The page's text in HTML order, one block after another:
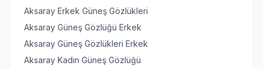
Aksaray Erkek Güneş Gözlükleri
Aksaray Güneş Gözlüğü Erkek
Aksaray Güneş Gözlükleri Erkek
Aksaray Kadın Güneş Gözlüğü